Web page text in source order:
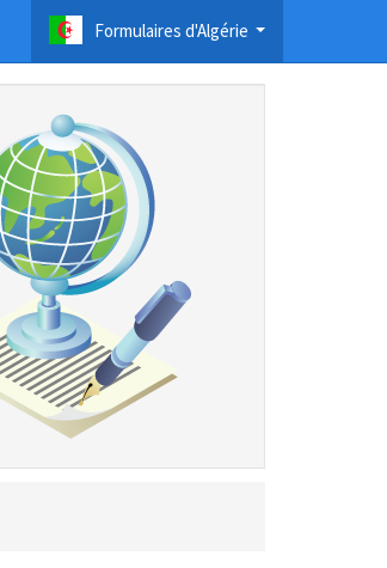
Formulaires d'Algérie